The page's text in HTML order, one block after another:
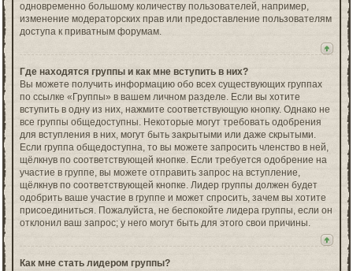
одновременно большому количеству пользователей, например,
изменение модераторских прав или предоставление пользователям
доступа к приватным форумам.
Где находятся группы и как мне вступить в них?
Вы можете получить информацию обо всех существующих группах
по ссылке «Группы» в вашем личном разделе. Если вы хотите
вступить в одну из них, нажмите соответствующую кнопку. Однако не
все группы общедоступны. Некоторые могут требовать одобрения
для вступления в них, могут быть закрытыми или даже скрытыми.
Если группа общедоступна, то вы можете запросить членство в ней,
щёлкнув по соответствующей кнопке. Если требуется одобрение на
участие в группе, вы можете отправить запрос на вступление,
щёлкнув по соответствующей кнопке. Лидер группы должен будет
одобрить ваше участие в группе и может спросить, зачем вы хотите
присоединиться. Пожалуйста, не беспокойте лидера группы, если он
отклонил ваш запрос; у него могут быть для этого свои причины.
Как мне стать лидером группы?